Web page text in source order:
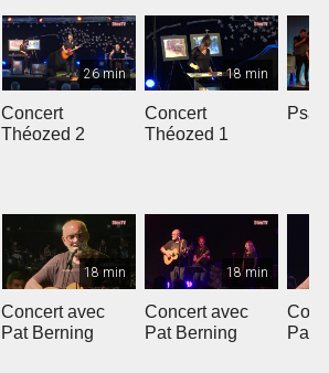
26 min
Concert
Théozed 2
18 min
Concert
Théozed 1
18 min
Concert avec
Pat Berning
18 min
Concert avec
Pat Berning
Pat